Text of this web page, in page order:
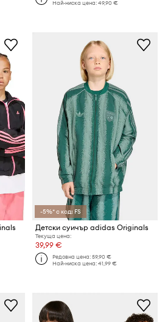
Най-ниска цена:49,90 €
-5%* с код: FS
Детски суичър adidas Originals
Текуща цена:
39,99 €
Редовна цена:59,90 €
Най-ниска цена:41,99 €